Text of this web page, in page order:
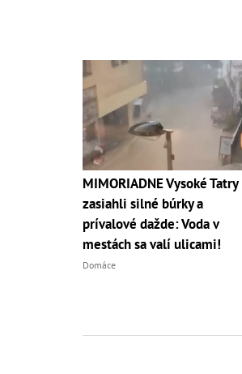
MIMORIADNE Vysoké Tatry
zasiahli silné búrky a
prívalové dažde: Voda v
mestách sa valí ulicami!
Domáce